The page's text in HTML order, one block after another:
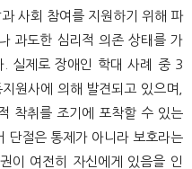
사회 참여를 지원하기 위해 파
과도한 심리적 의존 상태를 가
실제로 장애인 학대 사례 중 3
원사에 의해 발견되고 있으며,
착취를 조기에 포착할 수 있는
단절은 통제가 아니라 보호라는
이 여전히 자신에게 있음을 인